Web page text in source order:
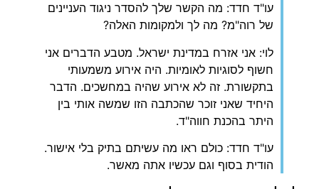
עו"ד חדד: מה הקשר שלך להסדר ניגוד העניינים
של רוה"מ? מה לך ולמקומות האלה?
לוי: אני אזרח במדינת ישראל. מטבע הדברים אני
חשוף לסוגיות לאומיות. היה אירוע משמעותי
בתקשורת. זה לא אירוע שהיה במחשכים. הדבר
היחיד שאני זוכר שהכתבה הזו שמשה אותי בין
היתר בהכנת חווה"ד.
עו"ד חדד: כולם ראו מה עשיתם בתיק בלי אישור.
הודית בסוף וגם עכשיו אתה מאשר.